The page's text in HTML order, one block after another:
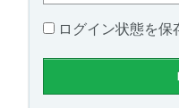
ログイン状態を保